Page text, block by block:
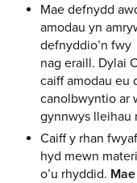
Mae defnydd
amodau yn
defnyddio’n fwy
nag eraill. Dylai
caiff amodau eu
canolbwyntio ar
gynnwys lleihau
Caiff y rhan
hyd mewn
o’u rhyddid.